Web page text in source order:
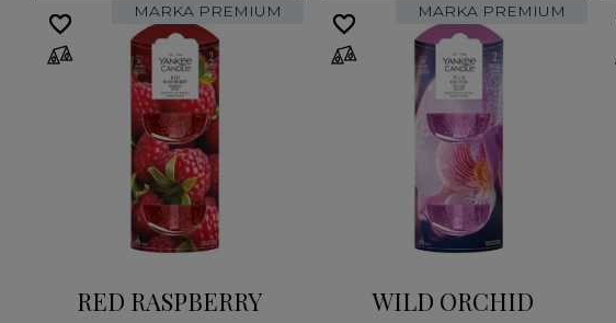
MARKA PREMIUM
RED RASPBERRY
favorite_border
favorite_border MARKA PREMIUM
WILD ORCHID
favorite_border
favorite_border